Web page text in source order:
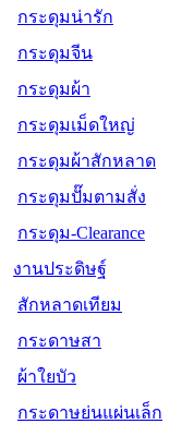
กระดุมน่ารัก
กระดุมจีน
กระดุมผ้า
กระดุมเม็ดใหญ่
กระดุมผ้าสักหลาด
กระดุมปั๊มตามสั่ง
กระดุม-Clearance
งานประดิษฐ์
สักหลาดเทียม
กระดาษสา
ผ้าใยบัว
กระดาษย่นแผ่นเล็ก